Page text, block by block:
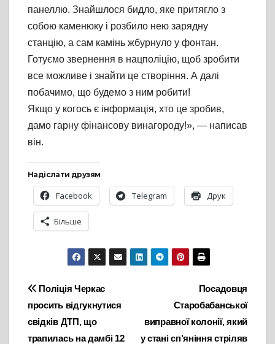
панеллю. Знайшлося бидло, яке притягло з
собою каменюку і розбило нею зарядну
станцію, а сам камінь жбурнуло у фонтан.
Готуємо звернення в нацполіцію, щоб зробити
все можливе і знайти це створіння. А далі
побачимо, що будемо з ним робити!
Якщо у когось є інформація, хто це зробив,
дамо гарну фінансову винагороду!», — написав
він.
Надіслати друзям
Facebook Telegram Друк
Більше
Навігація
записів
Посадовця
Старобабанської
виправної колонії, який
у стані сп’яніння стріляв
Поліція Черкас
просить відгукнутися
свідків ДТП, що
трапилась на дамбі 12